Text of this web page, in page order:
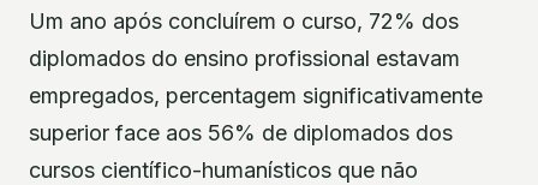
Um ano após concluírem o curso, 72% dos
diplomados do ensino profissional estavam
empregados, percentagem significativamente
superior face aos 56% de diplomados dos
cursos científico-humanísticos que não